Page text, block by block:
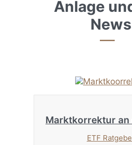
Anlage
News
Marktkorrektur an
ETF